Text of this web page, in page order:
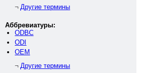
¬ Другие термины
Аббревиатуры:
ODBC
ODI
OEM
¬ Другие термины